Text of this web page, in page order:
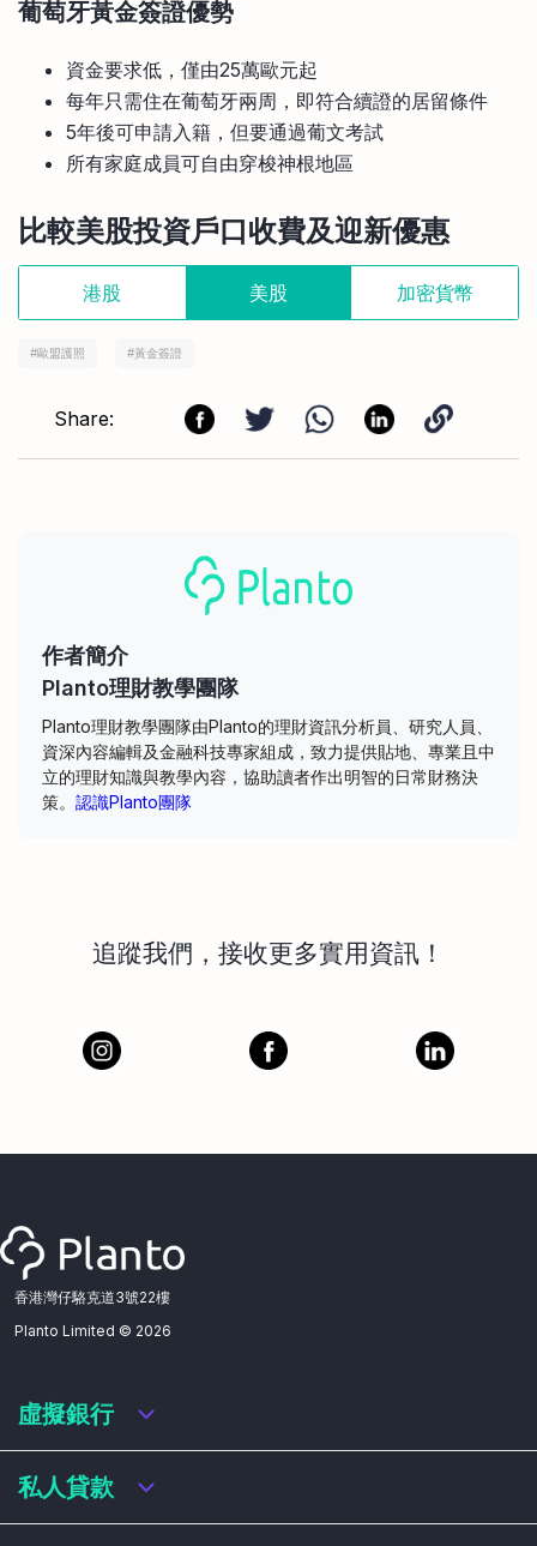
葡萄牙黃金簽證優勢
資金要求低，僅由25萬歐元起
每年只需住在葡萄牙兩周，即符合續證的居留條件
5年後可申請入籍，但要通過葡文考試
所有家庭成員可自由穿梭神根地區
比較美股投資戶口收費及迎新優惠
港股 美股 加密貨幣
#歐盟護照 #黃金簽證
Share:
作者簡介
Planto理財教學團隊
Planto理財教學團隊由Planto的理財資訊分析員、研究人員、
資深內容編輯及金融科技專家組成，致力提供貼地、專業且中
立的理財知識與教學內容，協助讀者作出明智的日常財務決
策。 認識Planto團隊
追蹤我們，接收更多實用資訊！
香港灣仔駱克道3號22樓
Planto Limited © 2026
虛擬銀行
虛擬銀行迎新優惠
虛擬銀行存款利率比較
私人貸款